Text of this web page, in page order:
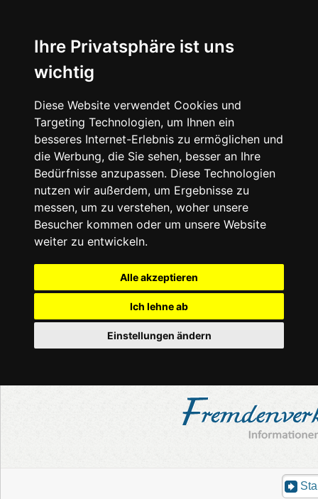
Ihre Privatsphäre ist uns
wichtig
Diese Website verwendet Cookies und
Targeting Technologien, um Ihnen ein
besseres Internet-Erlebnis zu ermöglichen und
die Werbung, die Sie sehen, besser an Ihre
Bedürfnisse anzupassen. Diese Technologien
nutzen wir außerdem, um Ergebnisse zu
messen, um zu verstehen, woher unsere
Besucher kommen oder um unsere Website
weiter zu entwickeln.
Alle akzeptieren
Ich lehne ab
Einstellungen ändern